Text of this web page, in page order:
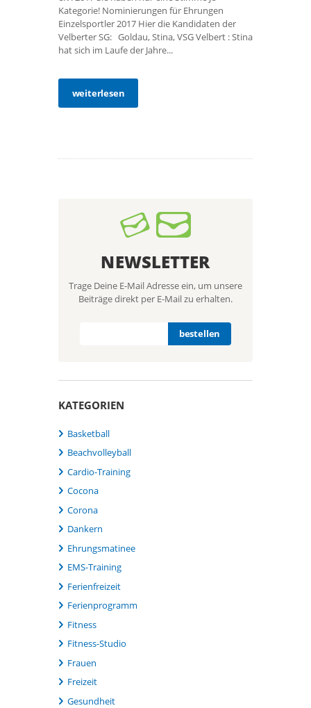
Kategorie! Nominierungen für Ehrungen
Einzelsportler 2017 Hier die Kandidaten der
Velberter SG: Goldau, Stina, VSG Velbert : Stina
hat sich im Laufe der Jahre...
weiterlesen
NEWSLETTER
Trage Deine E-Mail Adresse ein, um unsere
Beiträge direkt per E-Mail zu erhalten.
KATEGORIEN
Basketball
Beachvolleyball
Cardio-Training
Cocona
Corona
Dankern
Ehrungsmatinee
EMS-Training
Ferienfreizeit
Ferienprogramm
Fitness
Fitness-Studio
Frauen
Freizeit
Gesundheit